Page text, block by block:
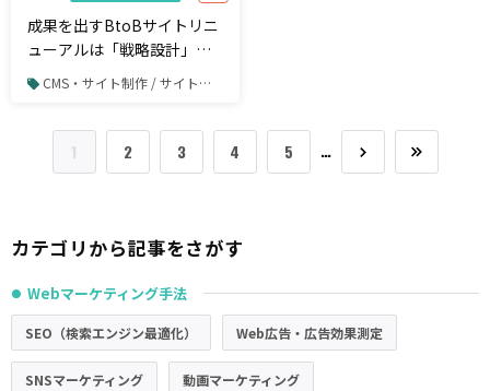
成果を出すBtoBサイトリニ
ューアルは「戦略設計」が9
割｜順位を落とさないSEO
対策とBtoB成果を最大化す
CMS・サイト制作 / サイト制作・サイトリニューアル
1 2 3 4 5 …
カテゴリから記事をさがす
● Webマーケティング手法
SEO（検索エンジン最適化） Web広告・広告効果測定
SNSマーケティング 動画マーケティング